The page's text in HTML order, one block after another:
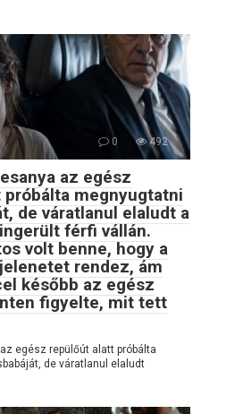
0 492
az egész
megnyugtatni
de váratlanul elaludt a
férfi vállán.
volt benne, hogy a
rendez, ám
később az egész
figyelte, mit tett
egész repülőút alatt próbálta
de váratlanul elaludt